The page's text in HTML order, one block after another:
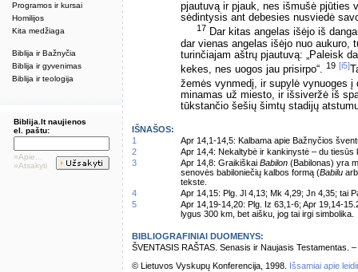
Programos ir kursai
Homilijos
Kita medžiaga
Biblija ir Bažnyčia
Biblija ir gyvenimas
Biblija ir teologija
Biblija.lt naujienos
el. paštu:
»Apie...
»Atsakyti
pjautuvą ir pjauk, nes išmušė pjūties
sėdintysis ant debesies nusviedė
17 Dar kitas angelas išėjo iš
dar vienas angelas išėjo nuo aukuro,
turinčiajam aštrų pjautuvą: „Paleisk
kekes, nes uogos jau prisirpo“.
19 [i5]
žemės vynmedį, ir supylė vynuoges
minamas už miesto, ir išsiveržė iš
tūkstančio šešių šimtų stadijų
IŠNAŠOS:
1
Apr 14,1-14,5: Kalbama apie Bažnyčios
2
Apr 14,4: Nekaltybė ir kankinystė – du tiesūs
3
Apr 14,8: Graikiškai Babilon (Babilonas) yra
senovės babiloniečių kalbos formą (Babilu
tekste.
4
Apr 14,15: Plg. Jl 4,13; Mk 4,29; Jn 4,35; tai
5
Apr 14,19-14,20: Plg. Iz 63,1-6; Apr 19,14-
lygus 300 km, bet aišku, jog tai irgi simbolika.
BIBLIOGRAFINIAI DUOMENYS:
ŠVENTASIS RAŠTAS. Senasis ir Naujasis Testamentas.
© Lietuvos Vyskupų Konferencija, 1998.
Išsamiai apie